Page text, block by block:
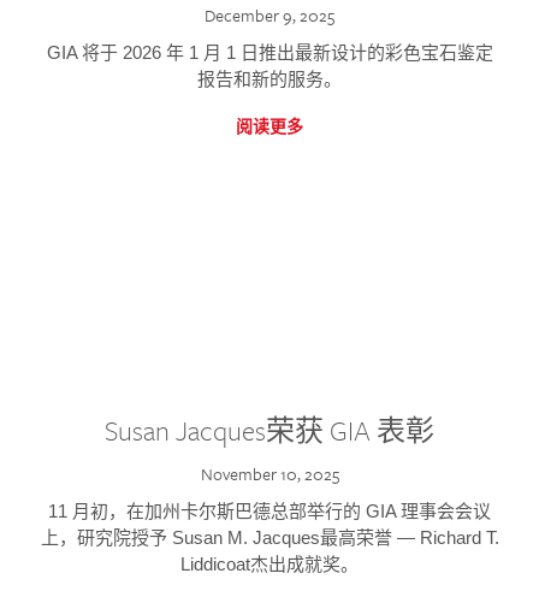
December 9, 2025
GIA 将于 2026 年 1 月 1 日推出最新设计的彩色宝石鉴定
报告和新的服务。
阅读更多
Susan Jacques荣获 GIA 表彰
November 10, 2025
11 月初，在加州卡尔斯巴德总部举行的 GIA 理事会会议
上，研究院授予 Susan M. Jacques最高荣誉 — Richard T.
Liddicoat杰出成就奖。